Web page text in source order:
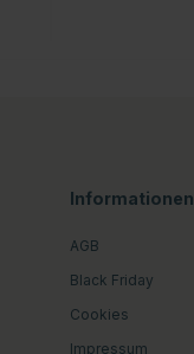
Informationen
AGB
Black Friday
Cookies
Impressum